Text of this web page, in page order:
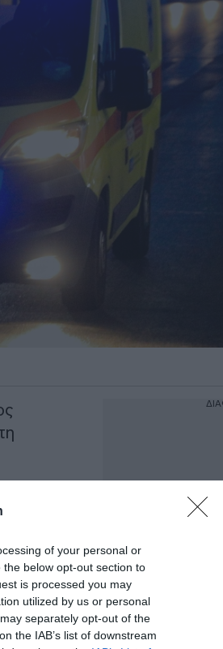
of your personal or
below opt-out section to
is processed you may
utilized by us or personal
separately opt-out of the
the IAB’s list of downstream